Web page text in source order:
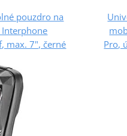
pouzdro na
max. 7", černé
Pro,